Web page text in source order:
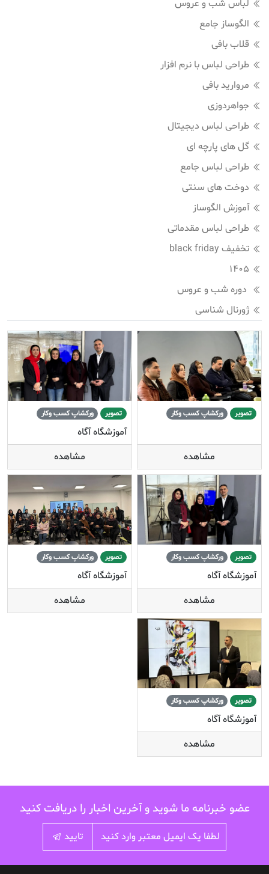
لباس شب و عروس
الگوساز جامع
قلاب بافی
طراحی لباس با نرم افزار
مروارید بافی
جواهردوزی
طراحی لباس دیجیتال
گل های پارچه ای
طراحی لباس جامع
دوخت های سنتی
آموزش الگوساز
طراحی لباس مقدماتی
تخفیف black friday
1405
دوره شب و عروس
ژورنال شناسی
تصویر ورکشاپ کسب وکار
مشاهده
تصویر ورکشاپ کسب وکار
آموزشگاه آگاه
مشاهده
تصویر ورکشاپ کسب وکار
آموزشگاه آگاه
مشاهده
تصویر ورکشاپ کسب وکار
آموزشگاه آگاه
مشاهده
تصویر ورکشاپ کسب وکار
آموزشگاه آگاه
مشاهده
عضو خبرنامه ما شوید و آخرین اخبار را دریافت کنید
تایید